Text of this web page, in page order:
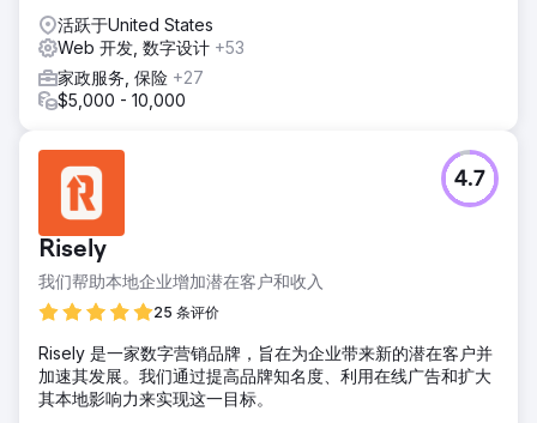
活跃于United States
Web 开发, 数字设计 +53
家政服务, 保险 +27
$5,000 - 10,000
Risely
我们帮助本地企业增加潜在客户和收入
25 条评价
4.7
Risely 是一家数字营销品牌，旨在为企业带来新的潜在客户并
加速其发展。我们通过提高品牌知名度、利用在线广告和扩大
其本地影响力来实现这一目标。